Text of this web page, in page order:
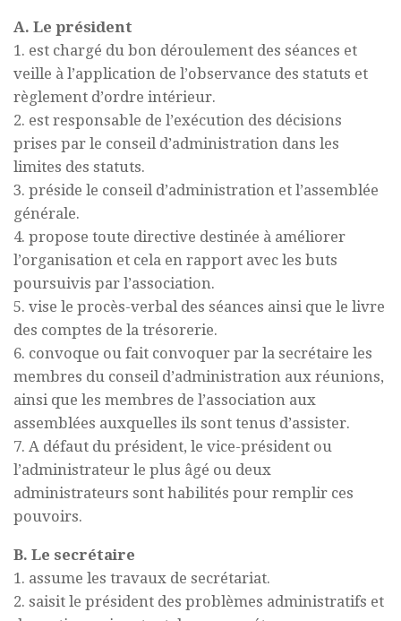
A. Le président
1. est chargé du bon déroulement des séances et
veille à l’application de l’observance des statuts et
règlement d’ordre intérieur.
2. est responsable de l’exécution des décisions
prises par le conseil d’administration dans les
limites des statuts.
3. préside le conseil d’administration et l’assemblée
générale.
4. propose toute directive destinée à améliorer
l’organisation et cela en rapport avec les buts
poursuivis par l’association.
5. vise le procès-verbal des séances ainsi que le livre
des comptes de la trésorerie.
6. convoque ou fait convoquer par la secrétaire les
membres du conseil d’administration aux réunions,
ainsi que les membres de l’association aux
assemblées auxquelles ils sont tenus d’assister.
7. A défaut du président, le vice-président ou
l’administrateur le plus âgé ou deux
administrateurs sont habilités pour remplir ces
pouvoirs.
B. Le secrétaire
1. assume les travaux de secrétariat.
2. saisit le président des problèmes administratifs et